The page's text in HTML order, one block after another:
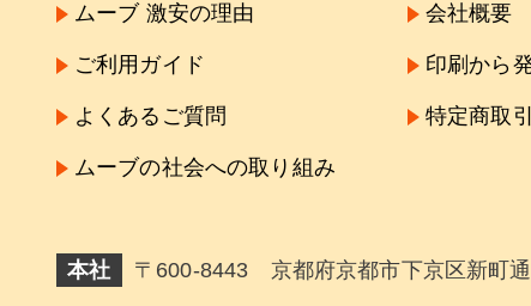
ムーブ 激安の理由
ご利用ガイド
よくあるご質問
ムーブの社会への取り組み
会社概要
印刷から
特定商取
本社 〒600-8443 京都府京都市下京区新町